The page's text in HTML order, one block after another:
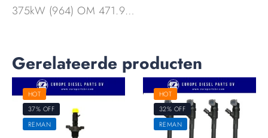
375kW (964) OM 471.9…
Gerelateerde producten
HOT
37% OFF
REMAN
HOT
32% OFF
REMAN